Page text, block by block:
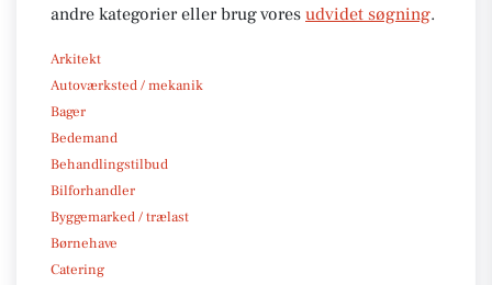
andre kategorier eller brug vores udvidet søgning.
Arkitekt
Autoværksted / mekanik
Bager
Bedemand
Behandlingstilbud
Bilforhandler
Byggemarked / trælast
Børnehave
Catering